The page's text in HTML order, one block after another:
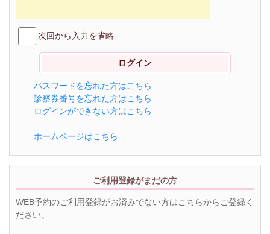
次回から入力を省略
パスワードを忘れた方はこちら
診察券番号を忘れた方はこちら
ログインができない方はこちら
ホームページはこちら
ご利用登録がまだの方
WEB予約のご利用登録がお済みでない方はこちらからご登録く
ださい。